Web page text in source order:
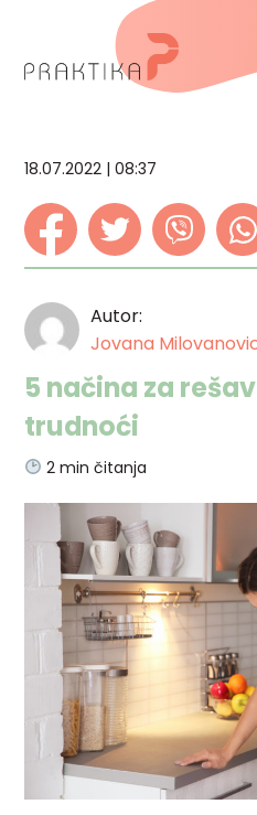
18.07.2022 | 08:37
Autor:
Jovana
5 načina za
trudnoći
2 min čitanja